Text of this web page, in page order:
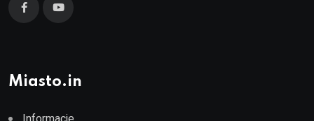
Miasto.in
Informacje